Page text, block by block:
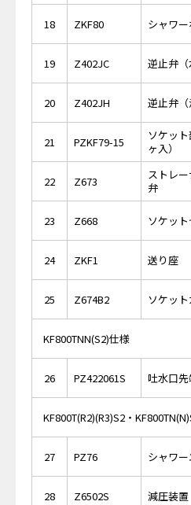
18 ZKF80 シャワ
19 Z402JC 逆止弁（
20 Z402JH 逆止弁（
21 PZKF79-15
ソケッ
ヶ入）
22 Z673
ストレ
弁
23 Z668 ソケット
24 ZKF1 送り座
25 Z674B2 ソケッ
KF800TNN(S2)仕様
26 PZ422061S 吐水口
KF800T(R2)(R3)S2・
27 PZ76 シャワ
28 Z6502S 減圧装置